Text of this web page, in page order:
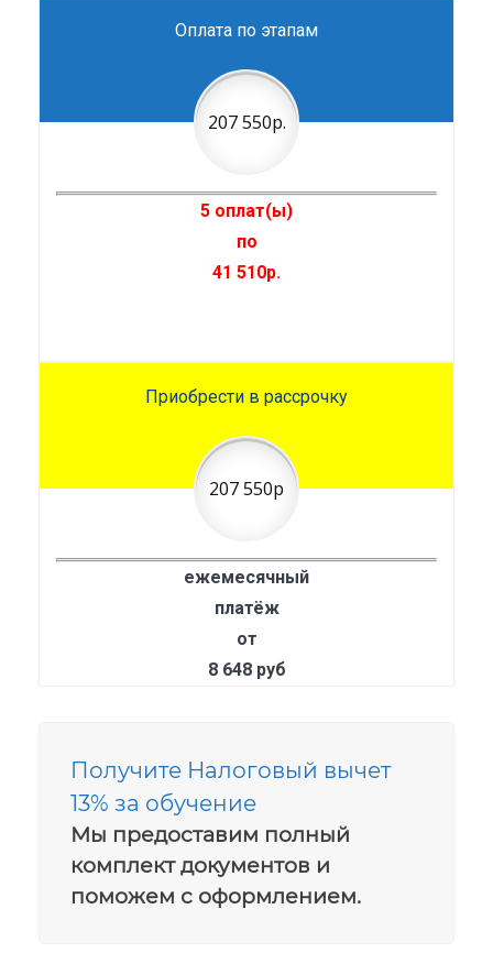
Оплата по этапам
207 550р.
5 оплат(ы)
по
41 510р.
Приобрести в рассрочку
207 550р
ежемесячный
платёж
от
8 648 руб
Получите Налоговый вычет
13% за обучение
Мы предоставим полный
комплект документов и
поможем с оформлением.